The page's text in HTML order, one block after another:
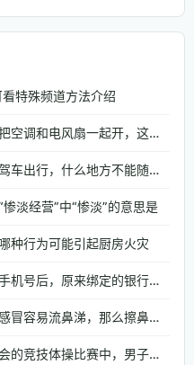
特殊频道方法介绍
支付宝蚂蚁庄园小课堂夏天把空调和电风扇一起开，这种做法
支付宝蚂蚁庄园小课堂平时驾车出行，什么地方不能随便停车
淡经营”中“惨淡”的意思是
种行为可能引起厨房火灾
支付宝蚂蚁庄园小课堂更换手机号后，原来绑定的银行信息需要修改吗
支付宝蚂蚁庄园小课堂冬天感冒容易流鼻涕，那么擦鼻涕的正确做法是
支付宝蚂蚁庄园小课堂奥运会的竞技体操比赛中，男子组和女子组都有的项目是